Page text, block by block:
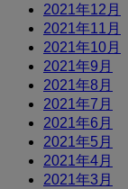
2021年12月
2021年11月
2021年10月
2021年9月
2021年8月
2021年7月
2021年6月
2021年5月
2021年4月
2021年3月